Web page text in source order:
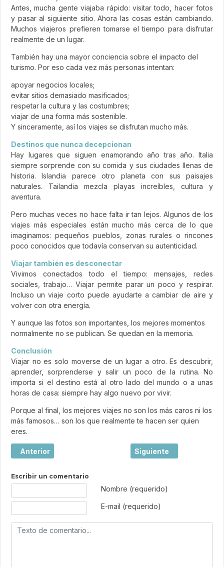
Antes, mucha gente viajaba rápido: visitar todo, hacer fotos
y pasar al siguiente sitio. Ahora las cosas están cambiando.
Muchos viajeros prefieren tomarse el tiempo para disfrutar
realmente de un lugar.
También hay una mayor conciencia sobre el impacto del
turismo. Por eso cada vez más personas intentan:
apoyar negocios locales;
evitar sitios demasiado masificados;
respetar la cultura y las costumbres;
viajar de una forma más sostenible.
Y sinceramente, así los viajes se disfrutan mucho más.
Destinos que nunca decepcionan
Hay lugares que siguen enamorando año tras año. Italia
siempre sorprende con su comida y sus ciudades llenas de
historia. Islandia parece otro planeta con sus paisajes
naturales. Tailandia mezcla playas increíbles, cultura y
aventura.
Pero muchas veces no hace falta ir tan lejos. Algunos de los
viajes más especiales están mucho más cerca de lo que
imaginamos: pequeños pueblos, zonas rurales o rincones
poco conocidos que todavía conservan su autenticidad.
Viajar también es desconectar
Vivimos conectados todo el tiempo: mensajes, redes
sociales, trabajo… Viajar permite parar un poco y respirar.
Incluso un viaje corto puede ayudarte a cambiar de aire y
volver con otra energía.
Y aunque las fotos son importantes, los mejores momentos
normalmente no se publican. Se quedan en la memoria.
Conclusión
Viajar no es solo moverse de un lugar a otro. Es descubrir,
aprender, sorprenderse y salir un poco de la rutina. No
importa si el destino está al otro lado del mundo o a unas
horas de casa: siempre hay algo nuevo por vivir.
Porque al final, los mejores viajes no son los más caros ni los
más famosos… son los que realmente te hacen ser quien
eres.
Artículo anterior: El boom de los city breaks en España:
Anterior Artículo siguiente: Los
Siguiente
Escribir un comentario
Nombre (requerido)
E-mail (requerido)